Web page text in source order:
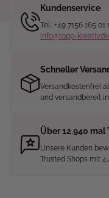
Kundenservice
Tel.: +49 7156 165 01
info@topp-kreativ.de
Schneller
Versandkostenfrei
und versandbereit
Über 12.940
Unsere Kunden
Trusted Shops mit